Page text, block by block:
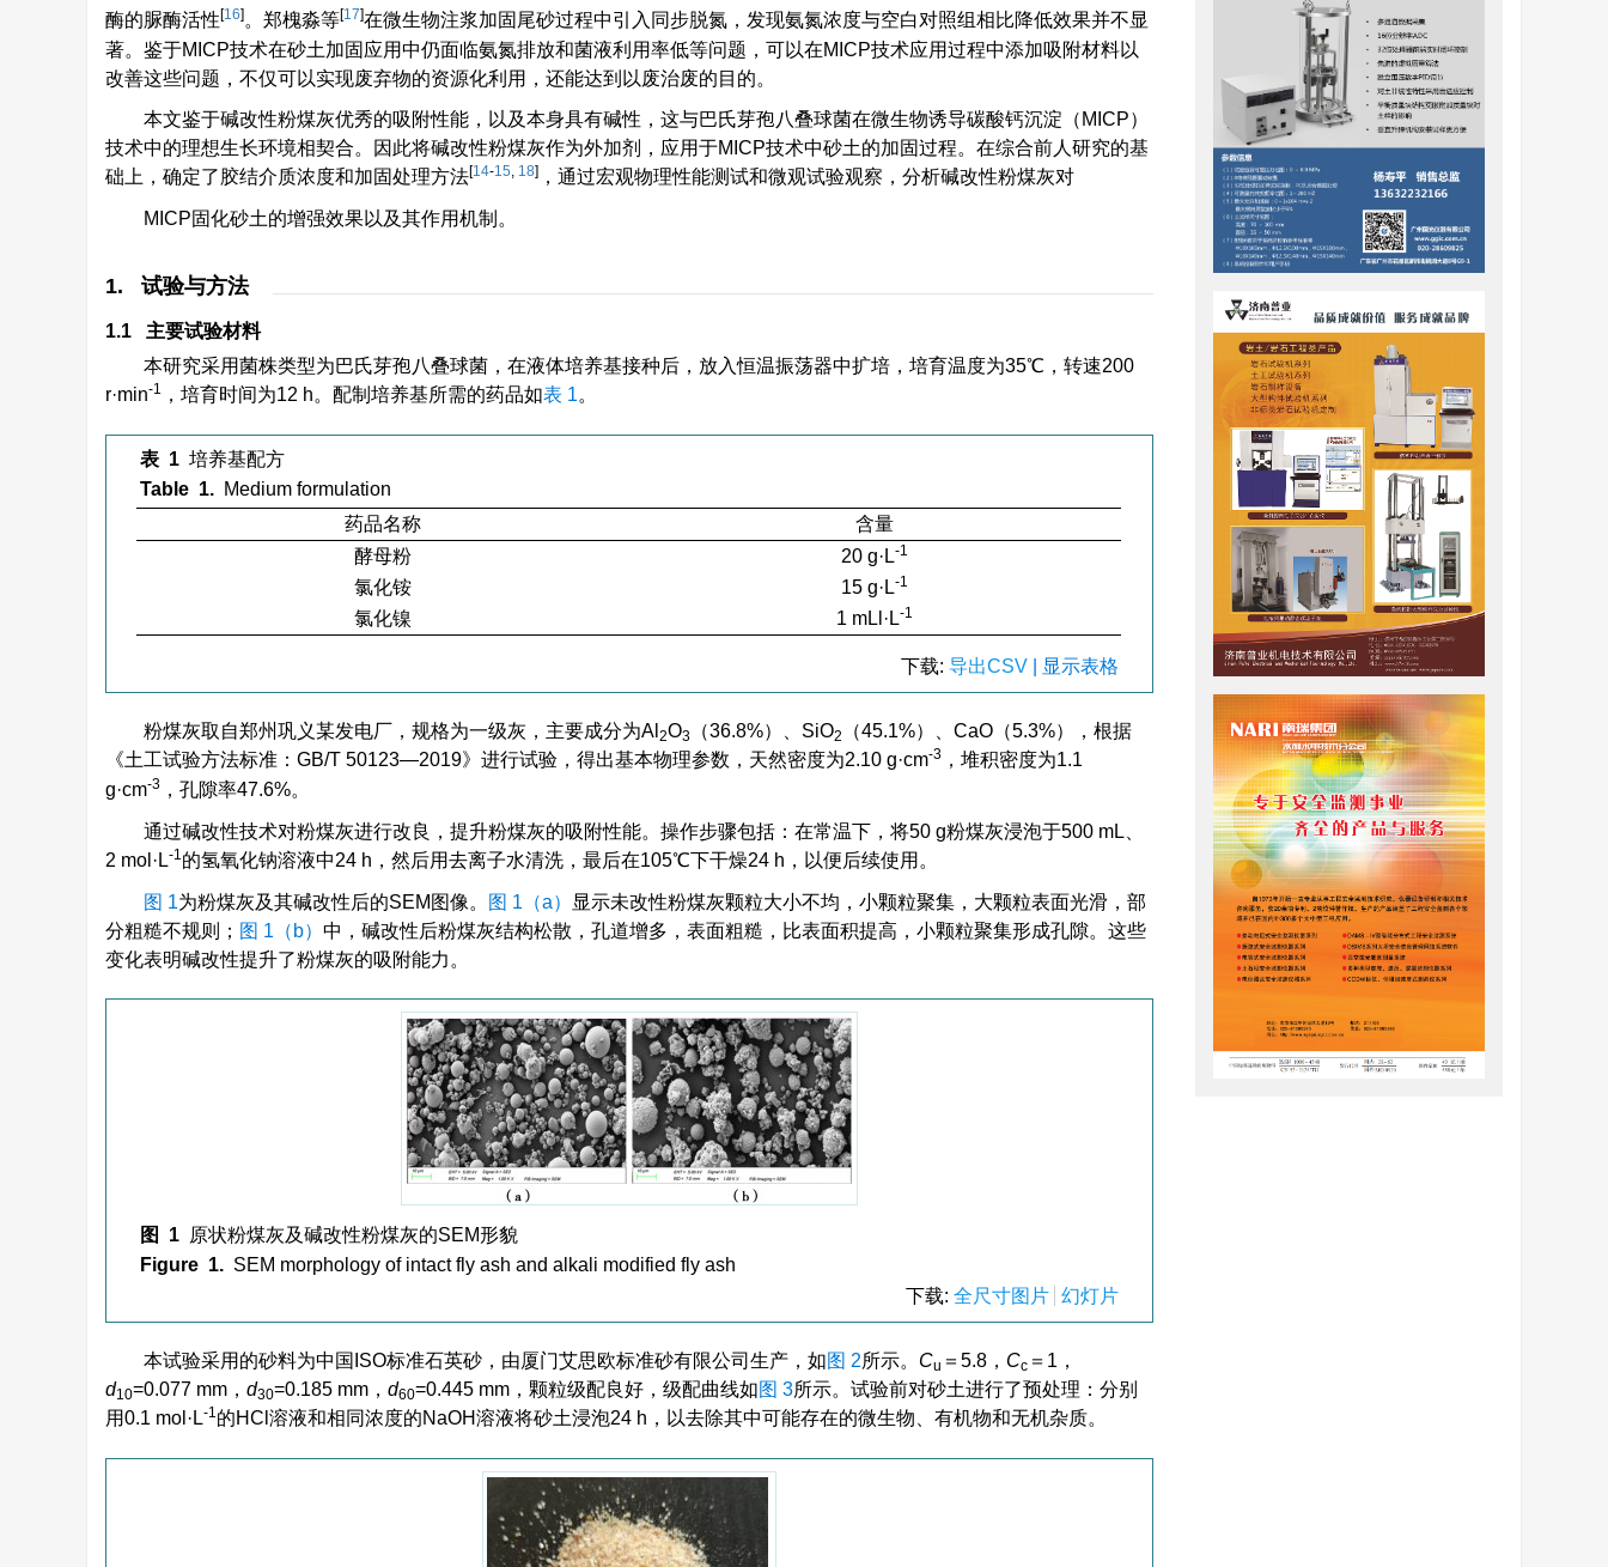
酶的脲酶活性[16] 。郑槐淼等[17]在微生物注浆加固尾砂过程中引入同步脱氮，发现氨氮浓度与空白对照组相比降低效果并不显
著。鉴于MICP技术在砂土加固应用中仍面临氨氮排放和菌液利用率低等问题，可以在MICP技术应用过程中添加吸附材料以
改善这些问题，不仅可以实现废弃物的资源化利用，还能达到以废治废的目的。
本文鉴于碱改性粉煤灰优秀的吸附性能，以及本身具有碱性，这与巴氏芽孢八叠球菌在微生物诱导碳酸钙沉淀（MICP）
技术中的理想生长环境相契合。因此将碱改性粉煤灰作为外加剂，应用于MICP技术中砂土的加固过程。在综合前人研究的基
础上，确定了胶结介质浓度和加固处理方法[14-15, 18] ，通过宏观物理性能测试和微观试验观察，分析碱改性粉煤灰对
MICP固化砂土的增强效果以及其作用机制。
1. 试验与方法
1.1 主要试验材料
本研究采用菌株类型为巴氏芽孢八叠球菌，在液体培养基接种后，放入恒温振荡器中扩培，培育温度为35℃，转速200
r·min-1 ，培育时间为12 h。配制培养基所需的药品如表 1。
表 1 培养基配方
Table 1. Medium formulation
药品名称
含量
酵母粉
20 g·L-1
氯化铵 15 g·L-1
氯化镍 1 mLl·L-1
下载: 导出CSV | 显示表格
粉煤灰取自郑州巩义某发电厂，规格为一级灰，主要成分为Al 2O3 （36.8%）、SiO2
（45.1%）、CaO（5.3%），根据
《土工试验方法标准：GB/T 50123—2019》进行试验，得出基本物理参数，天然密度为2.10 g·cm-3 ，堆积密度为1.1
g·cm-3 ，孔隙率47.6%。
通过碱改性技术对粉煤灰进行改良，提升粉煤灰的吸附性能。操作步骤包括：在常温下，将50 g粉煤灰浸泡于500 mL、
2 mol·L-1的氢氧化钠溶液中24 h，然后用去离子水清洗，最后在105℃下干燥24 h，以便后续使用。
图 1为粉煤灰及其碱改性后的SEM图像。 图 1（a）
显示未改性粉煤灰颗粒大小不均，小颗粒聚集，大颗粒表面光滑，部
分粗糙不规则； 图 1（b） 中，碱改性后粉煤灰结构松散，孔道增多，表面粗糙，比表面积提高，小颗粒聚集形成孔隙。这些
变化表明碱改性提升了粉煤灰的吸附能力。
图 1 原状粉煤灰及碱改性粉煤灰的SEM形貌
Figure 1. SEM morphology of intact fly ash and alkali modified fly ash
下载: 全尺寸图片 幻灯片
本试验采用的砂料为中国ISO标准石英砂，由厦门艾思欧标准砂有限公司生产，如图 2所示。 Cu ＝5.8， Cc ＝1，
d10=0.077 mm， d30=0.185 mm， d60=0.445 mm，颗粒级配良好，级配曲线如图 3所示。试验前对砂土进行了预处理：分别
用0.1 mol·L-1的HCl溶液和相同浓度的NaOH溶液将砂土浸泡24 h，以去除其中可能存在的微生物、有机物和无机杂质。